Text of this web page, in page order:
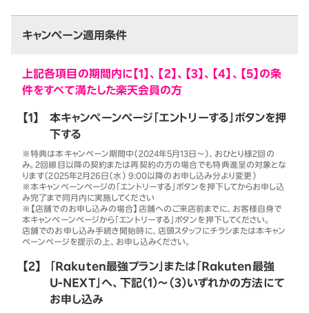
キャンペーン適用条件
上記各項目の期間内に【1】、【2】、【3】、【4】、【5】の条
件をすべて満たした楽天会員の方
【1】
本キャンペーンページ「エントリーする」ボタンを押
下する
※特典は本キャンペーン期間中（2024年5月13日～）、おひとり様2回の
み。2回線目以降の契約または再契約の方の場合でも特典進呈の対象とな
ります（2025年2月26日（水） 9:00以降のお申し込み分より変更）
※本キャンペーンページの「エントリーする」ボタンを押下してからお申し込
み完了まで同月内に実施してください
※【店舗でのお申し込みの場合】店舗へのご来店前までに、お客様自身で
本キャンペーンページから「エントリーする」ボタンを押下してください。
店舗でのお申し込み手続き開始時に、店頭スタッフにチラシまたは本キャン
ペーンページを提示の上、お申し込みください。
【2】
「Rakuten最強プラン」または「Rakuten最強
U-NEXT」へ、下記（1）～（3）いずれかの方法にて
お申し込み